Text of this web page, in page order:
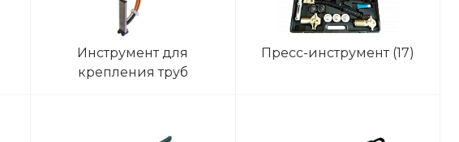
Инструмент для
крепления труб
Пресс-инструмент (17)